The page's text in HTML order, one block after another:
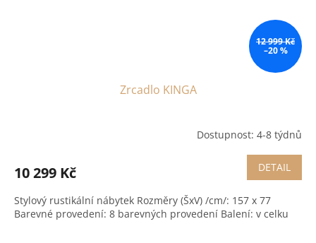
12 999 Kč
–20 %
Zrcadlo KINGA
Dostupnost: 4-8 týdnů
10 299 Kč DETAIL
Stylový rustikální nábytek Rozměry (ŠxV) /cm/: 157 x 77
Barevné provedení: 8 barevných provedení Balení: v celku